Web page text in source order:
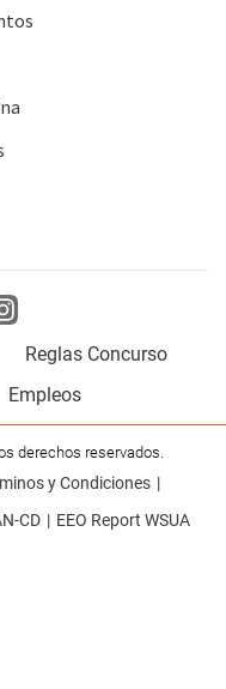
Reglas Concurso
Empleos
derechos reservados.
y Condiciones
CD EEO Report WSUA